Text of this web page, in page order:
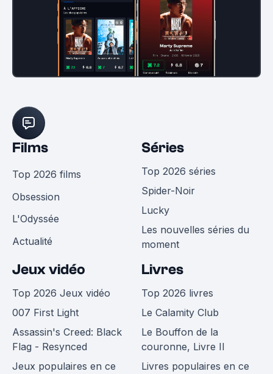
Films
Top 2026 films
Obsession
L'Odyssée
Actualité
Séries
Top 2026 séries
Spider-Noir
Lucky
Les nouvelles séries du
moment
Jeux vidéo
Top 2026 Jeux vidéo
007 First Light
Assassin's Creed: Black
Flag - Resynced
Jeux populaires en ce
Livres
Top 2026 livres
Le Calamity Club
Le Bouffon de la
couronne, Livre II
Livres populaires en ce